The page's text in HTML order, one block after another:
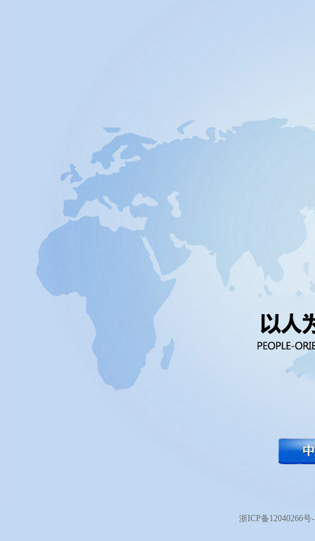
浙ICP备12040266号